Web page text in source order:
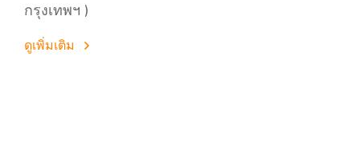
กรุงเทพฯ )
ดูเพิ่มเติม